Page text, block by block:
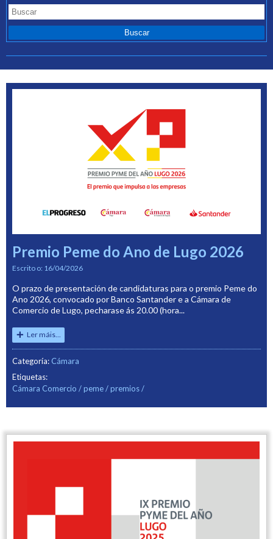
Premio Peme do Ano de Lugo 2026
Escrito o: 16/04/2026
O prazo de presentación de candidaturas para o premio Peme do
Ano 2026, convocado por Banco Santander e a Cámara de
Comercio de Lugo, pecharase ás 20.00 (hora...
Ler máis...
Categoría: Cámara
Etiquetas:
Cámara Comercio
peme premios